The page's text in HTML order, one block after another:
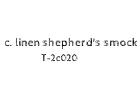
c. linen shepherd's smock
T-2c020